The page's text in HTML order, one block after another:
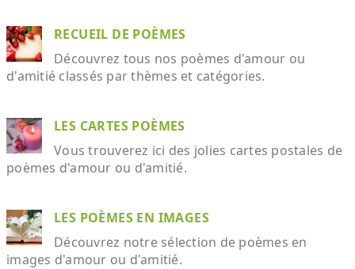
RECUEIL DE POÈMES
Découvrez tous nos poèmes d'amour ou
d'amitié classés par thèmes et catégories.
LES CARTES POÈMES
Vous trouverez ici des jolies cartes postales de
poèmes d'amour ou d'amitié.
LES POÈMES EN IMAGES
Découvrez notre sélection de poèmes en
images d'amour ou d'amitié.